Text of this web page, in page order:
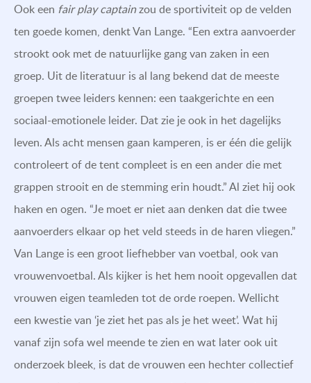
Ook een fair play captainzou de sportiviteit op de velden
ten goede komen, denkt Van Lange. “Een extra aanvoerder
strookt ook met de natuurlijke gang van zaken in een
groep. Uit de literatuur is al lang bekend dat de meeste
groepen twee leiders kennen: een taakgerichte en een
sociaal-emotionele leider. Dat zie je ook in het dagelijks
leven. Als acht mensen gaan kamperen, is er één die gelijk
controleert of de tent compleet is en een ander die met
grappen strooit en de stemming erin houdt.” Al ziet hij ook
haken en ogen. “Je moet er niet aan denken dat die twee
aanvoerders elkaar op het veld steeds in de haren vliegen.”
Van Lange is een groot liefhebber van voetbal, ook van
vrouwenvoetbal. Als kijker is het hem nooit opgevallen dat
vrouwen eigen teamleden tot de orde roepen. Wellicht
een kwestie van ‘je ziet het pas als je het weet’. Wat hij
vanaf zijn sofa wel meende te zien en wat later ook uit
onderzoek bleek, is dat de vrouwen een hechter collectief